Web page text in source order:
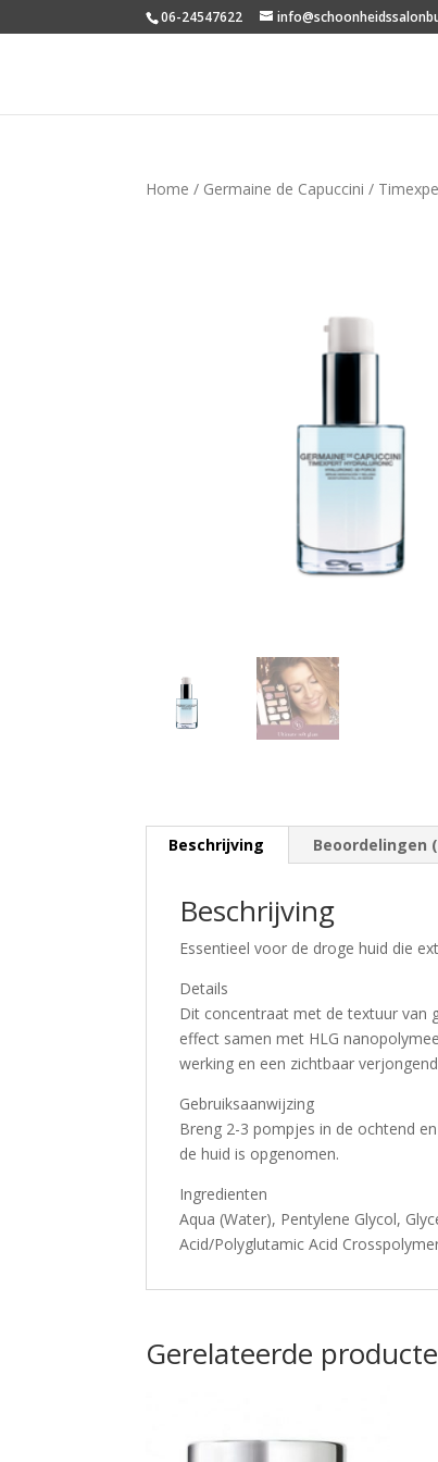
06-24547622
Home / Germaine de Capuccini /
Beschrijving Beoordelingen
Beschrijving
Essentieel voor de droge huid die
Details
Dit concentraat met de textuur van
effect samen met HLG
werking en een zichtbaar
Gebruiksaanwijzing
Breng 2-3 pompjes in de ochtend
de huid is opgenomen.
Ingredienten
Aqua (Water), Pentylene Glycol,
Acid/Polyglutamic Acid
Gerelateerde